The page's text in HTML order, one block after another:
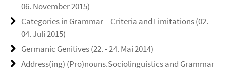
06. November 2015)
Categories in Grammar – Criteria and Limitations (02. -
04. Juli 2015)
Germanic Genitives (22. - 24. Mai 2014)
Address(ing) (Pro)nouns.Sociolinguistics and Grammar